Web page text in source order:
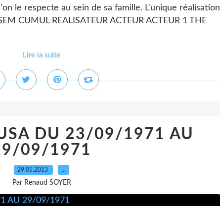
le respecte au sein de sa famille. L'unique réalisation
CUMUL REALISATEUR ACTEUR ACTEUR 1 THE
Lire la suite
DU 23/09/1971 AU
09/1971
29.05.2013 …
Par Renaud SOYER